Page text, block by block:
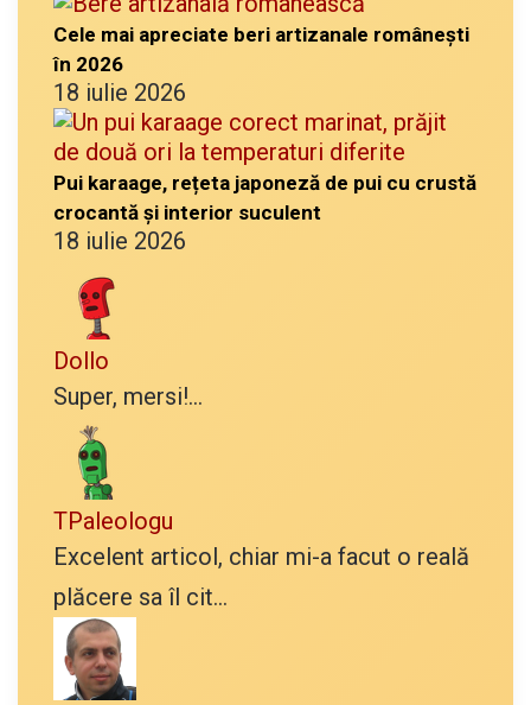
Cele mai apreciate beri artizanale românești
în 2026
18 iulie 2026
Pui karaage, rețeta japoneză de pui cu crustă
crocantă și interior suculent
18 iulie 2026
Dollo
Super, mersi!...
TPaleologu
Excelent articol, chiar mi-a facut o reală
plăcere sa îl cit...